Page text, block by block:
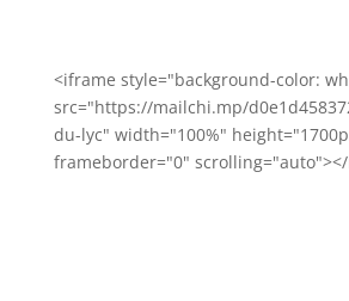
<iframe style="background-color:
src="https://mailchi.mp/
du-lyc" width="100%"
frameborder="0"